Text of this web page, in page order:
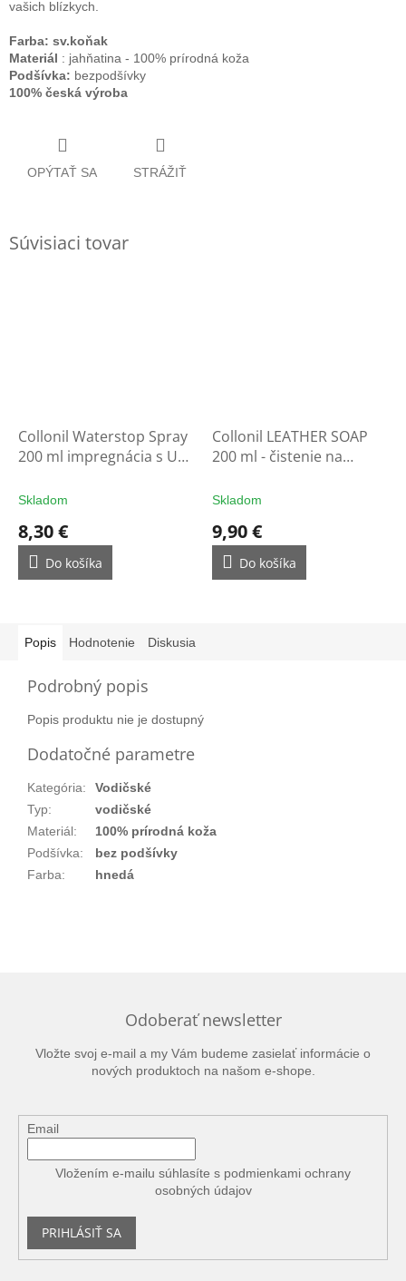
vašich blízkych.
Farba: sv.koňak
Materiál : jahňatina - 100% prírodná koža
Podšívka: bezpodšívky
100% česká výroba
OPÝTAŤ SA STRÁŽIŤ
Súvisiaci tovar
Collonil Waterstop Spray
200 ml impregnácia s UV
rukavice
Skladom
8,30 €
Do košíka
Collonil LEATHER SOAP
200 ml - čistenie na
Skladom
9,90 €
Do košíka
Popis Hodnotenie Diskusia
Podrobný popis
Popis produktu nie je dostupný
Dodatočné parametre
Kategória:
Vodičské
Typ:
vodičské
Materiál:
100% prírodná koža
Podšívka:
bez podšívky
Farba: hnedá
Odoberať newsletter
Vložte svoj e-mail a my Vám budeme zasielať informácie o
nových produktoch na našom e-shope.
Email
Vložením e-mailu súhlasíte s podmienkami ochrany
osobných údajov
PRIHLÁSIŤ SA